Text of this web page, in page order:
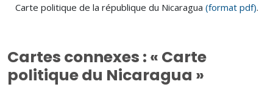
Carte politique de la république du Nicaragua (format pdf).
Cartes connexes : « Carte
politique du Nicaragua »